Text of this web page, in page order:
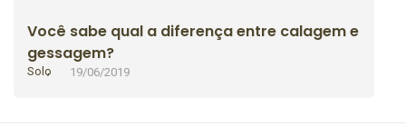
Você sabe qual a diferença entre calagem e
gessagem?
Solo 19/06/2019